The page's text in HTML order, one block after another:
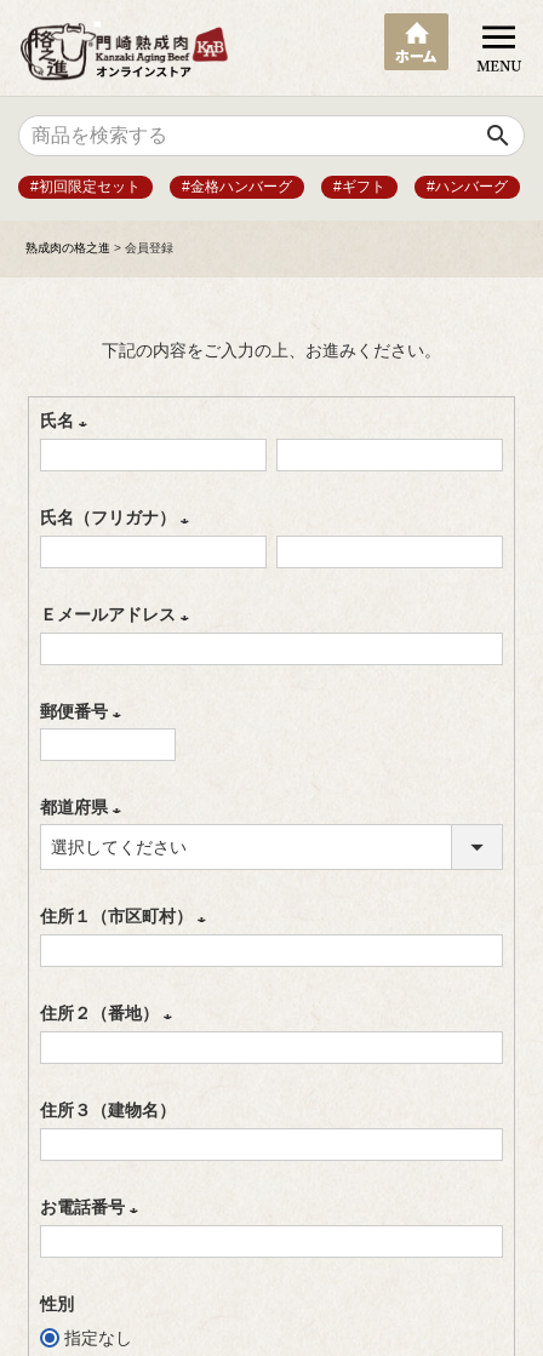
search
#初回限定セット #金格ハンバーグ #ギフト #ハンバーグ
熟成肉の格之進 会員登録
下記の内容をご入力の上、お進みください。
氏名
(
須
)
氏名（フリガナ）
(
須
)
Ｅメールアドレス
(
郵便番号
(
須
)
都道府県
(
須
住所１（市区町村）
(
須
)
住所２（番地）
(
須
)
住所３（建物名）
お電話番号
(
性別
指定なし